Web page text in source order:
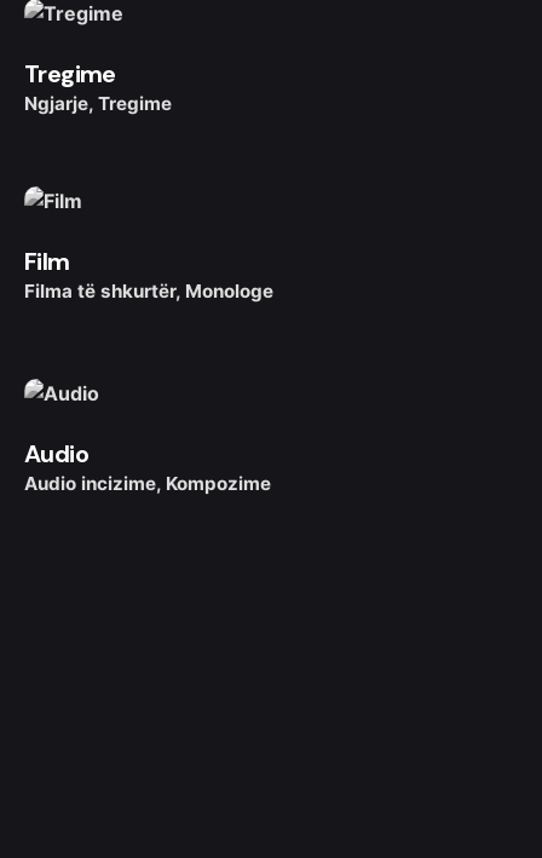
Tregime
Ngjarje Tregime
Film
Filma të shkurtër Monologe
Audio
Audio incizime Kompozime